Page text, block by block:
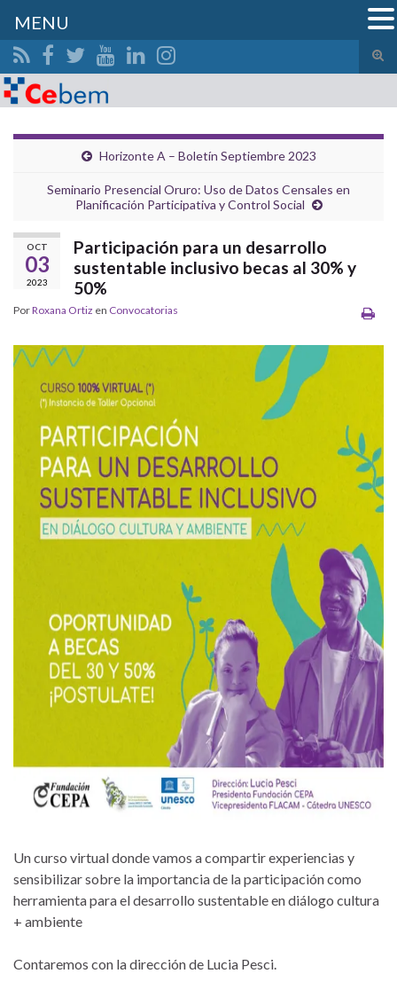
el
Search for:
Horizonte A – Boletín Septiembre 2023
Seminario Presencial Oruro: Uso de Datos Censales en
Planificación Participativa y Control Social
OCT
03
2023
Participación para un desarrollo
sustentable inclusivo becas al 30% y
50%
PorRoxana Ortiz en Convocatorias
Un curso virtual donde vamos a compartir experiencias y
sensibilizar sobre la importancia de la participación como
herramienta para el desarrollo sustentable en diálogo cultura
+ ambiente
Contaremos con la dirección de Lucia Pesci.
MENU